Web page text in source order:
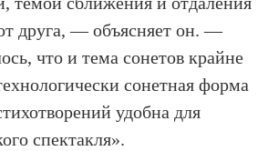
друга, — объясняет он. —
что и тема сонетов крайне
сонетная форма
удобна для
спектакля».